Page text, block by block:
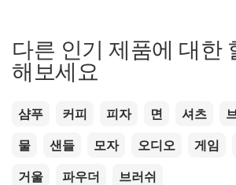
다른 인기 제품에 대한
해보세요
샴푸 커피 피자 면 셔츠
물
샌들 모자 오디오 게임
거울
파우더 브러쉬